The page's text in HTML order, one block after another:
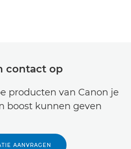
contact op
producten van Canon je
boost kunnen geven
AANVRAGEN